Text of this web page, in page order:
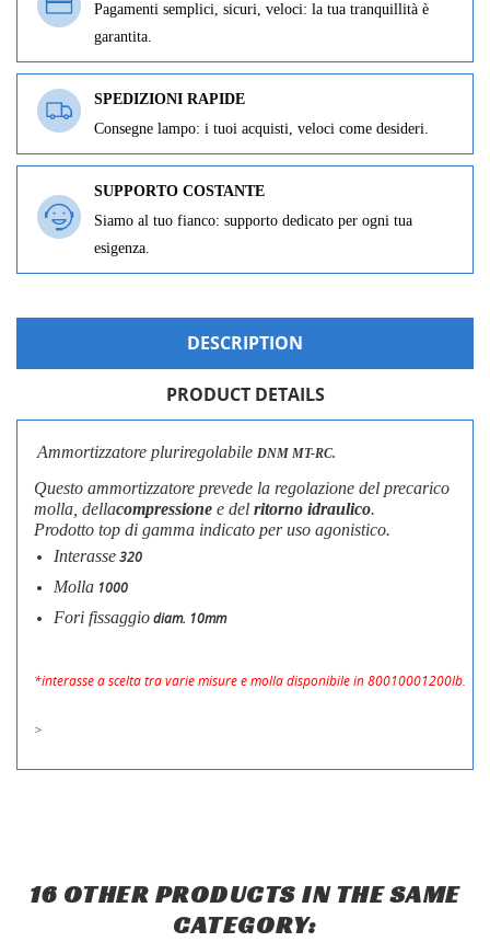
Pagamenti semplici, sicuri, veloci: la tua tranquillità è
garantita.
SPEDIZIONI RAPIDE
Consegne lampo: i tuoi acquisti, veloci come desideri.
SUPPORTO COSTANTE
Siamo al tuo fianco: supporto dedicato per ogni tua
esigenza.
DESCRIPTION
PRODUCT DETAILS
Ammortizzatore pluriregolabile DNM MT-RC.
Questo ammortizzatore prevede la regolazione del precarico
molla, dellacompressione e del ritorno idraulico.
Prodotto top di gamma indicato per uso agonistico.
Interasse320
Molla 1000
Fori fissaggiodiam. 10mm
*interasse a scelta tra varie misure e molla disponibile in 80010001200lb.
>
16 OTHER PRODUCTS IN THE SAME
CATEGORY:
LE MIE LISTE DI DESIDERI
CREATE WISHLIST
WISHLIST NAME
SIGN IN
You need to be logged in to save products in your wishlist.